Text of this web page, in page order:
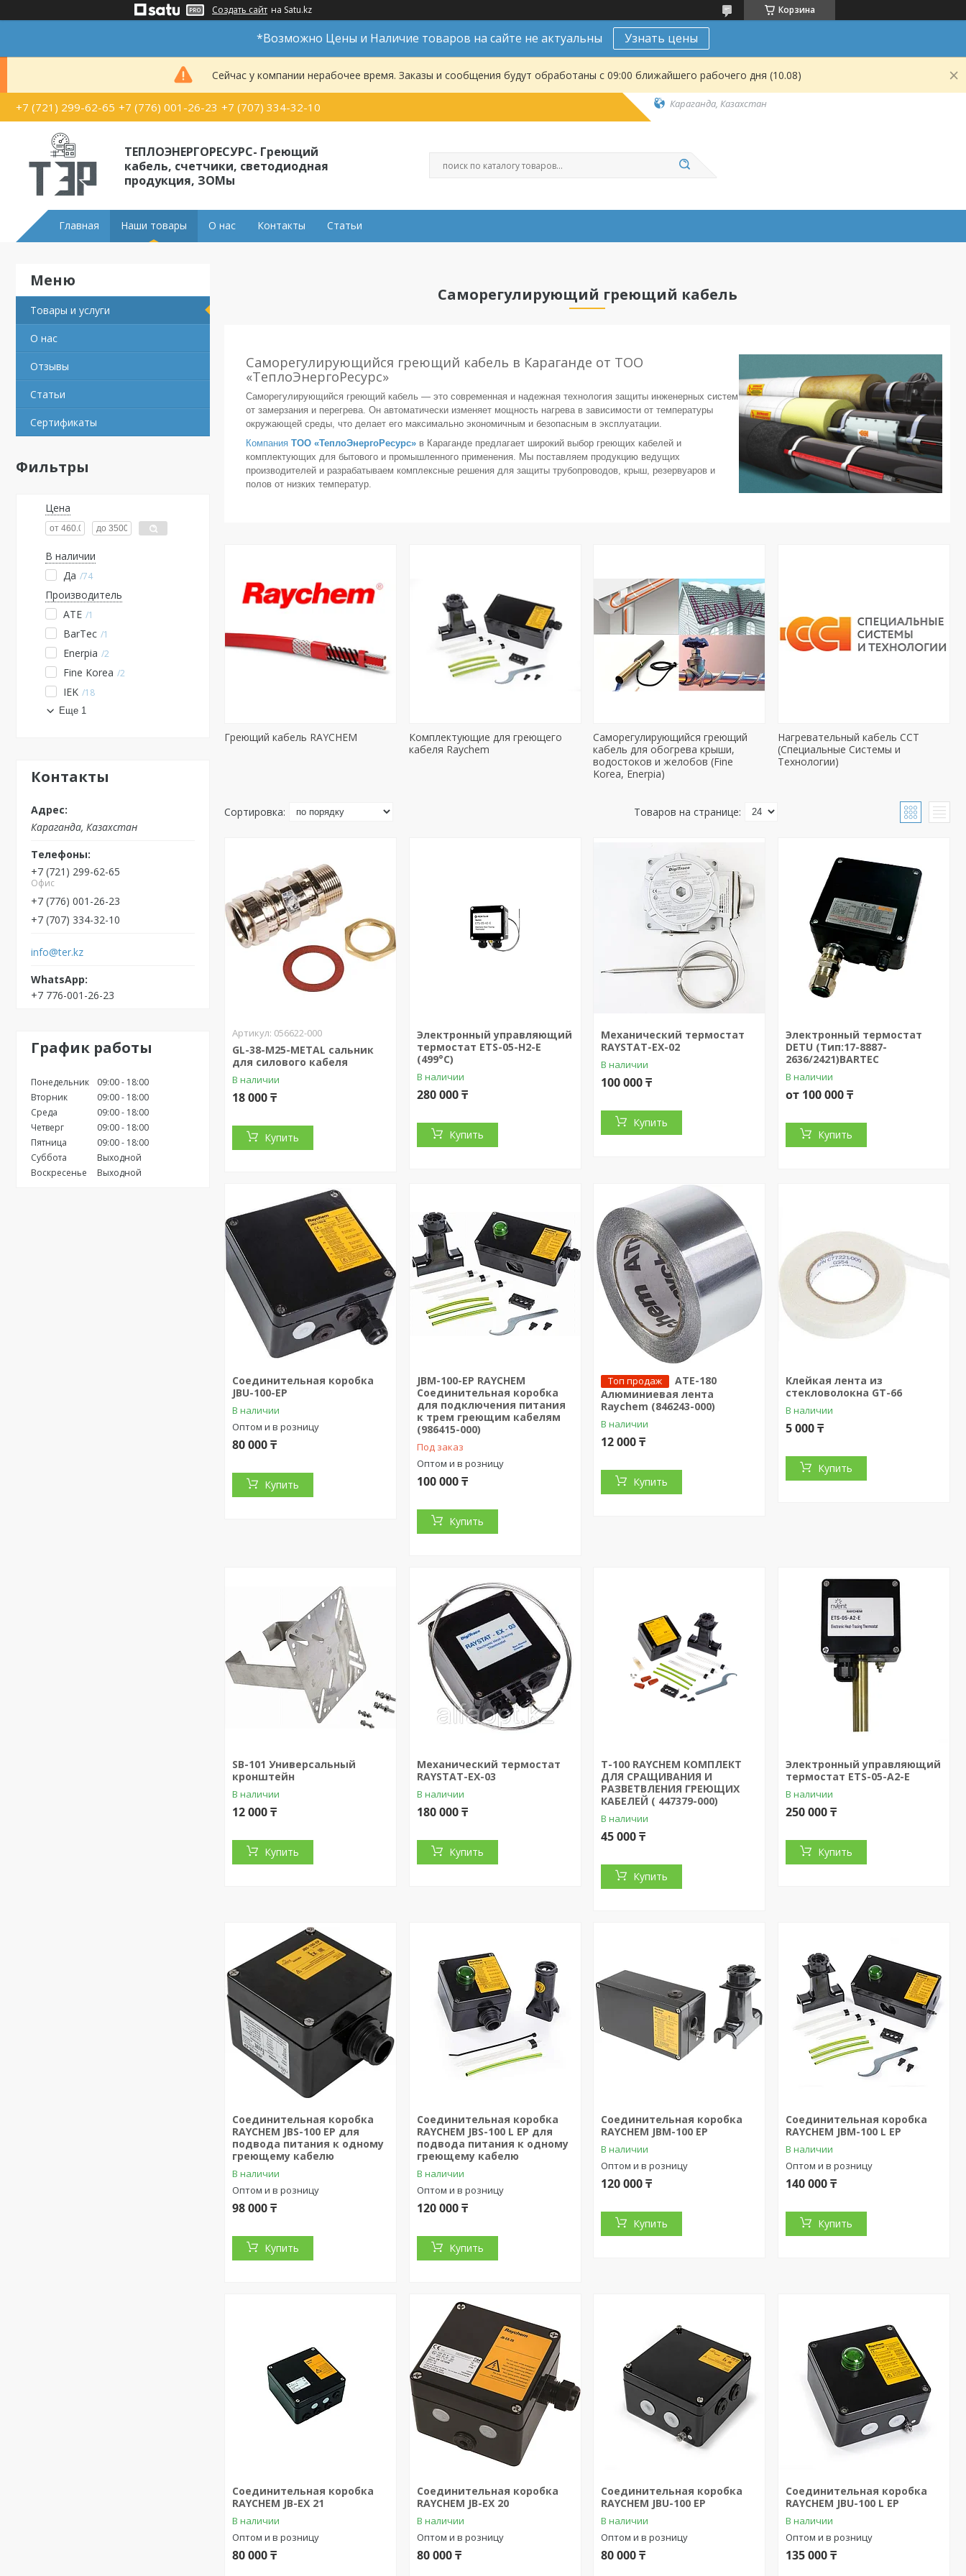
Создать сайт на Satu.kz Корзина
*Возможно Цены и Наличие товаров на сайте не актуальны Узнать цены
Сейчас у компании нерабочее время. Заказы и сообщения будут обработаны с 09:00 ближайшего рабочего дня (10.08)
+7 (721) 299-62-65 +7 (776) 001-26-23 +7 (707) 334-32-10 Караганда, Казахстан
ТЕПЛОЭНЕРГОРЕСУРС- Греющий
кабель, счетчики, светодиодная
продукция, ЗОМы
Главная Наши товары О нас Контакты Статьи
Товары и услуги
О нас
Отзывы
Статьи
Сертификаты
Фильтры
Цена
В наличии
Да 74
Производитель
ATE 1
BarTec 1
Enerpia 2
Fine Korea 2
IEK 18
Еще 1
Контакты
Караганда, Казахстан
+7 (721) 299-62-65
Офис
+7 (776) 001-26-23
+7 (707) 334-32-10
info@ter.kz
+7 776-001-26-23
График работы
Понедельник 09:00
18:00
Вторник
09:00
18:00
Среда
09:00
18:00
Четверг
09:00
18:00
Пятница
09:00
18:00
Суббота
Выходной
Воскресенье
Выходной
Саморегулирующий греющий кабель
Саморегулирующийся греющий кабель в Караганде от ТОО
«ТеплоЭнергоРесурс»
Саморегулирующийся греющий кабель — это современная и надежная технология защиты инженерных систем
от замерзания и перегрева. Он автоматически изменяет мощность нагрева в зависимости от температуры
окружающей среды, что делает его максимально экономичным и безопасным в эксплуатации.
Компания ТОО «ТеплоЭнергоРесурс» в Караганде предлагает широкий выбор греющих кабелей и
комплектующих для бытового и промышленного применения. Мы поставляем продукцию ведущих
производителей и разрабатываем комплексные решения для защиты трубопроводов, крыш, резервуаров и
полов от низких температур.
Греющий кабель RAYCHEM
Комплектующие для греющего
кабеля Raychem
Саморегулирующийся греющий
кабель для обогрева крыши,
водостоков и желобов (Fine
Korea, Enerpia)
Нагревательный кабель ССТ
(Специальные Системы и
Технологии)
056622-000
GL-38-M25-METAL сальник
для силового кабеля
В наличии
18 000 ₸
Купить
Электронный управляющий
термостат ETS-05-H2-E
(499°C)
В наличии
280 000 ₸
Купить
Механический термостат
RAYSTAT-EX-02
В наличии
100 000 ₸
Купить
Электронный термостат
DETU (Тип:17-8887-
2636/2421)BARTEC
В наличии
от 100 000 ₸
Купить
Соединительная коробка
JBU-100-EP
В наличии
Оптом и в розницу
80 000 ₸
Купить
JBM-100-EP RAYCHEM
Соединительная коробка
для подключения питания
к трем греющим кабелям
(986415-000)
Под заказ
Оптом и в розницу
100 000 ₸
Купить
Топ продаж
ATE-180
Алюминиевая лента
Raychem (846243-000)
В наличии
12 000 ₸
Купить
Клейкая лента из
стекловолокна GT-66
В наличии
5 000 ₸
Купить
SB-101 Универсальный
кронштейн
В наличии
12 000 ₸
Купить
Механический термостат
RAYSTAT-EX-03
В наличии
180 000 ₸
Купить
T-100 RAYCHEM КОМПЛЕКТ
ДЛЯ СРАЩИВАНИЯ И
РАЗВЕТВЛЕНИЯ ГРЕЮЩИХ
КАБЕЛЕЙ ( 447379-000)
В наличии
45 000 ₸
Купить
Электронный управляющий
термостат ETS-05-A2-E
В наличии
250 000 ₸
Купить
Соединительная коробка
RAYCHEM JBS-100 EP для
подвода питания к одному
греющему кабелю
В наличии
Оптом и в розницу
98 000 ₸
Купить
Соединительная коробка
RAYCHEM JBS-100 L EP для
подвода питания к одному
греющему кабелю
В наличии
Оптом и в розницу
120 000 ₸
Купить
Соединительная коробка
RAYCHEM JBM-100 EP
В наличии
Оптом и в розницу
120 000 ₸
Купить
Соединительная коробка
RAYCHEM JBM-100 L EP
В наличии
Оптом и в розницу
140 000 ₸
Купить
Соединительная коробка
RAYCHEM JB-EX 21
В наличии
Оптом и в розницу
80 000 ₸
Соединительная коробка
RAYCHEM JB-EX 20
В наличии
Оптом и в розницу
80 000 ₸
Соединительная коробка
RAYCHEM JBU-100 EP
В наличии
Оптом и в розницу
80 000 ₸
Соединительная коробка
RAYCHEM JBU-100 L EP
В наличии
Оптом и в розницу
135 000 ₸